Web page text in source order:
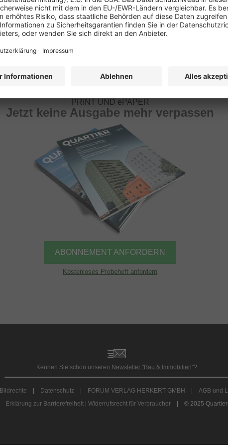
PRINT UND ePAPER
Jetzt keine Ausgabe mehr verpassen
ABONNEMENT ANFORDERN
Kostenloses Probeheft anfordern
Kennen Sie schon unseren Newsletter "Bau & Immobilien"?
Bildrechte Datenschutz FORUM VERLAG HERKERT GMBH
AGB und
Erklärung zur Barrierefreiheit
Widerrufsrecht für Verbraucher | © 2025 Quartier